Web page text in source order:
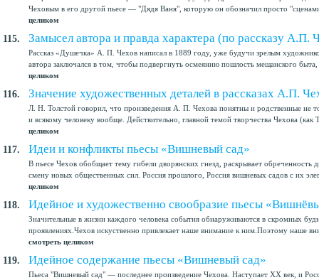
Чеховым в его другой пьесе — "Дядя Ваня", которую он обозначил просто
целиком
115. Замысел автора и правда характера (по рассказу А.П.
Рассказ «Душечка» А. П. Чехов написал в 1889 году, уже будучи зрелым
автора заключался в том, чтобы подвергнуть осмеянию пошлость мещанского
целиком
116. Значение художественных деталей в рассказах А.П.
Л. Н. Толстой говорил, что произведения А. П. Чехова понятны и родственные не
и всякому человеку вообще. Действительно, главной темой творчества Чехова (как
целиком
117. Идеи и конфликты пьесы «Вишневый сад»
В пьесе Чехов обобщает тему гибели дворянских гнезд, раскрывает обреченность
смену новых общественных сил. Россия прошлого, Россия вишневых садов с их
целиком
118. Идейное и художественно свообразие пьесы
Значительные в жизни каждого человека события обнаруживаются в скромных
проявлениях.Чехов искуственно привлекает наше внимание к ним.Поэтому наше
смотреть целиком
119. Идейное содержание пьесы «Вишневый сад»
Пьеса "Вишневый сад" — последнее произведение Чехова. Наступает XX век, и